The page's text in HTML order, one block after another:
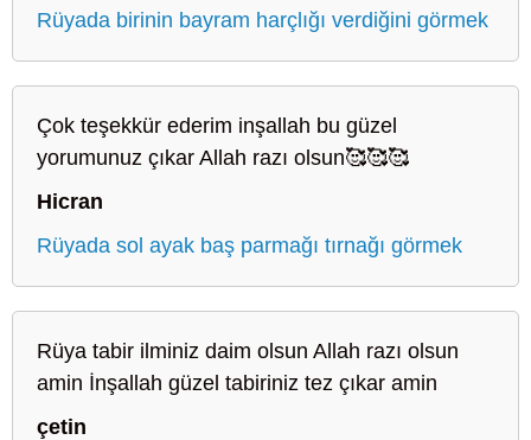
Rüyada birinin bayram harçlığı verdiğini görmek
Çok teşekkür ederim inşallah bu güzel
yorumunuz çıkar Allah razı olsun🥰🥰🥰
Hicran
Rüyada sol ayak baş parmağı tırnağı görmek
Rüya tabir ilminiz daim olsun Allah razı olsun
amin İnşallah güzel tabiriniz tez çıkar amin
çetin